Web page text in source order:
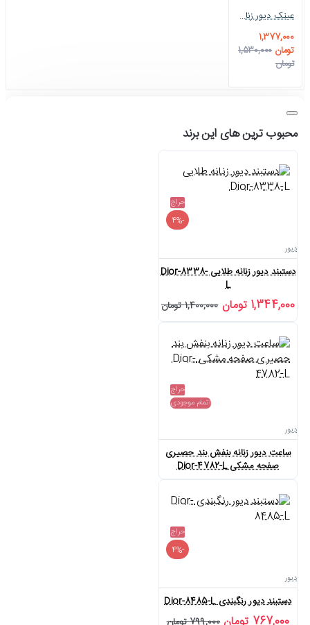
عینک دیور زنانه پولاریزه Dior-6439-L
1,377,000
تومان 1,530,000
تومان
محبوب ترین های این برند
حراج
-4%
دیور
دستبند دیور زنانه طلایی Dior-8338-
L
1,344,000 تومان 1,400,000 تومان
حراج
اتمام موجودی
دیور
ساعت دیور زنانه بنفش بند حصیری
صفحه مشکی Dior-4782-L
حراج
-4%
دیور
دستبند دیور رنگبندی Dior-8485-L